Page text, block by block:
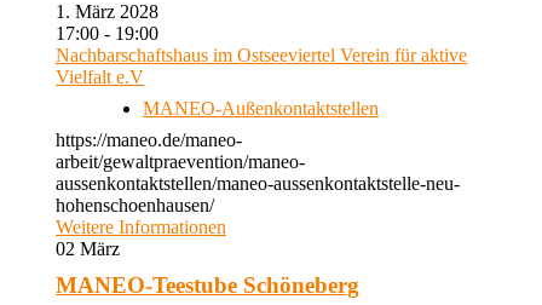
1. März 2028
17:00 - 19:00
Nachbarschaftshaus im Ostseeviertel Verein für aktive
Vielfalt e.V
MANEO-Außenkontaktstellen
https://maneo.de/maneo-
arbeit/gewaltpraevention/maneo-
aussenkontaktstellen/maneo-aussenkontaktstelle-neu-
hohenschoenhausen/
Weitere Informationen
02 März
MANEO-Teestube Schöneberg